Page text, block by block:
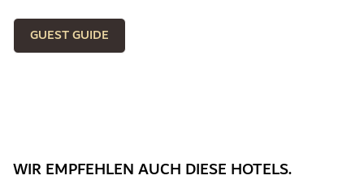
GUEST GUIDE
WIR EMPFEHLEN AUCH DIESE HOTELS.